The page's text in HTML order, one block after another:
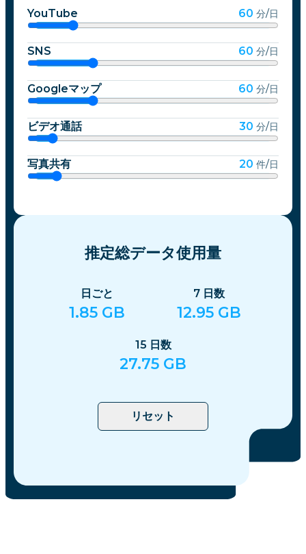
YouTube 60 分/日
SNS 60 分/日
Googleマップ 60 分/日
ビデオ通話 30 分/日
写真共有 20 件/日
推定総データ使用量
日ごと
1.85 GB
7 日数
12.95 GB
15 日数
27.75 GB
リセット